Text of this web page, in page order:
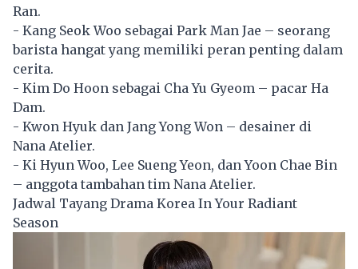
Ran.
- Kang Seok Woo sebagai Park Man Jae – seorang
barista hangat yang memiliki peran penting dalam
cerita.
- Kim Do Hoon sebagai Cha Yu Gyeom – pacar Ha
Dam.
- Kwon Hyuk dan Jang Yong Won – desainer di
Nana Atelier.
- Ki Hyun Woo, Lee Sueng Yeon, dan Yoon Chae Bin
– anggota tambahan tim Nana Atelier.
Jadwal Tayang Drama Korea In Your Radiant
Season